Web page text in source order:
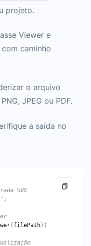
projeto.
Viewer e
caminho
o arquivo
JPEG ou PDF.
a saída no
( filePath